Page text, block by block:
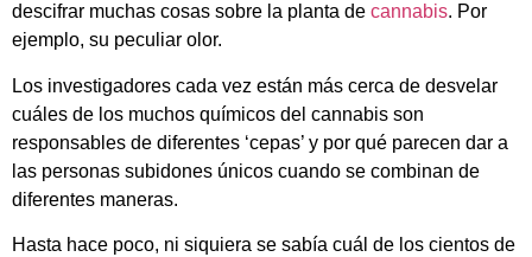
descifrar muchas cosas sobre la planta de cannabis. Por
ejemplo, su peculiar olor.
Los investigadores cada vez están más cerca de desvelar
cuáles de los muchos químicos del cannabis son
responsables de diferentes ‘cepas’ y por qué parecen dar a
las personas subidones únicos cuando se combinan de
diferentes maneras.
Hasta hace poco, ni siquiera se sabía cuál de los cientos de